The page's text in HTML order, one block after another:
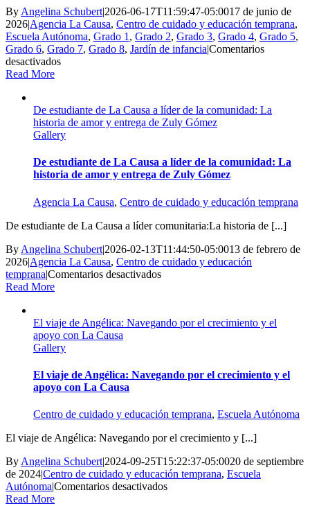
By Angelina Schubert|2026-06-17T11:59:47-05:0017 de junio de
2026|Agencia La Causa, Centro de cuidado y educación temprana,
Escuela Autónoma, Grado 1 , Grado 2, Grado 3, Grado 4, Grado 5,
Grado 6, Grado 7, Grado 8, Jardín de infancia|Comentarios
desactivadosen
pasos
hasta
la
el
recorrido
Alex
en
La
Read More
De estudiante de La Causa a líder de la comunidad: La
historia de amor y entrega de Zuly Gómez
Gallery
De estudiante de La Causa a líder de la comunidad: La
historia de amor y entrega de Zuly Gómez
Agencia La Causa, Centro de cuidado y educación temprana
De estudiante de La Causa a líder comunitaria:La historia de [...]
By Angelina Schubert|2026-02-13T11:44:50-05:0013 de febrero de
2026|Agencia La Causa, Centro de cuidado y educación
temprana|Comentarios desactivadosen
La
de
La
historia
de
y
entrega
de
Read More
El viaje de Angélica: Navegando por el crecimiento y el
apoyo con La Causa
Gallery
El viaje de Angélica: Navegando por el crecimiento y el
apoyo con La Causa
Centro de cuidado y educación temprana, Escuela Autónoma
El viaje de Angélica: Navegando por el crecimiento y [...]
By Angelina Schubert|2024-09-25T15:22:37-05:0020 de septiembre
de 2024|Centro de cuidado y educación temprana, Escuela
Autónoma|Comentarios desactivadosen
Read More